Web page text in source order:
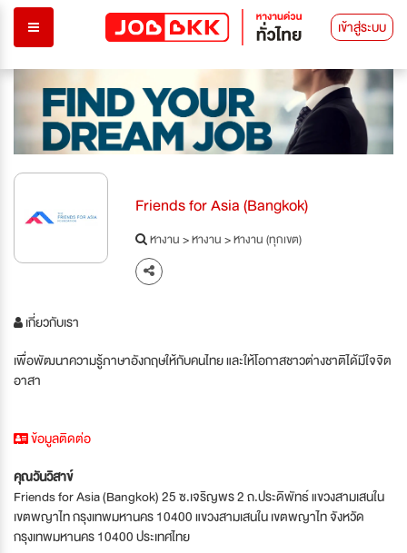
เข้าสู่ระบบ
Friends for Asia (Bangkok)
หางาน>หางาน>หางาน (ทุกเขต)
เกี่ยวกับเรา
เพื่อพัฒนาความรู้ภาษาอังกฤษให้กับคนไทย และให้โอกาสชาวต่างชาติได้มีใจจิต
อาสา
ข้อมูลติดต่อ
คุณวันวิสาข์
Friends for Asia (Bangkok) 25 ซ.เจริญพร 2 ถ.ประดิพัทธ์ แขวงสามเสนใน
เขตพญาไท กรุงเทพมหานคร 10400 แขวงสามเสนใน เขตพญาไท จังหวัด
กรุงเทพมหานคร 10400 ประเทศไทย